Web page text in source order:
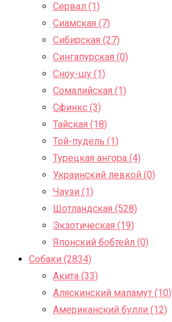
Сервал (1)
Сиамская (7)
Сибирская (27)
Сингапурская (0)
Сноу-шу (1)
Сомалийская (1)
Сфинкс (3)
Тайская (18)
Той-пудель (1)
Турецкая ангора (4)
Украинский левкой (0)
Чаузи (1)
Шотландская (528)
Экзотическая (19)
Японский бобтейл (0)
Собаки (2834)
Акита (33)
Аляскинский маламут (10)
Американский булли (12)